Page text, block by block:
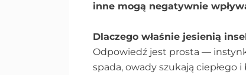
inne mogą negatywnie
Dlaczego właśnie jesienią
Odpowiedź jest prosta —
spada, owady szukają ciepłego